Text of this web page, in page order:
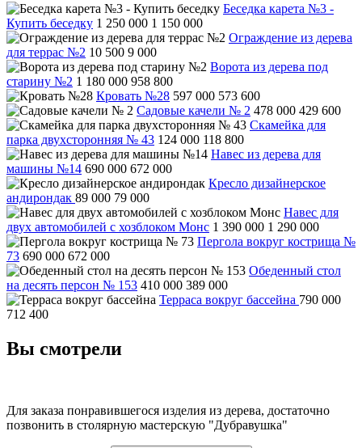
Беседка карета №3 -
Купить беседку 1 250 000 1 150 000
Ограждение из дерева
для террас №2 10 500 9 000
Ворота из дерева под
старину №2 1 180 000 958 800
Кровать №28 597 000 573 600
Садовые качели № 2 478 000 429 600
Скамейка для
парка двухсторонняя № 43 124 000 118 800
Навес из дерева для
машины №14 690 000 672 000
Кресло дизайнерское
андирондак 89 000 79 000
Навес для
двух автомобилей с хозблоком Монс 1 390 000 1 290 000
Пергола вокруг кострища №
73 690 000 672 000
Обеденный стол
на десять персон № 153 410 000 389 000
Терраса вокруг бассейна 790 000
712 400
Вы смотрели
Для заказа понравившегося изделия из дерева, достаточно
позвонить в столярную мастерскую "Дубравушка"